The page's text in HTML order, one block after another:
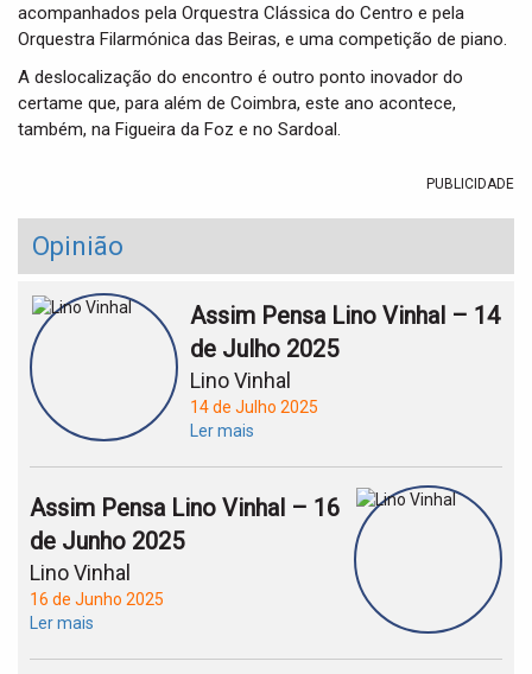
acompanhados pela Orquestra Clássica do Centro e pela
Orquestra Filarmónica das Beiras, e uma competição de piano.
A deslocalização do encontro é outro ponto inovador do
certame que, para além de Coimbra, este ano acontece,
também, na Figueira da Foz e no Sardoal.
PUBLICIDADE
Opinião
Assim Pensa Lino Vinhal – 14
de Julho 2025
Lino Vinhal
14 de Julho 2025
Ler mais
Assim Pensa Lino Vinhal – 16
de Junho 2025
Lino Vinhal
16 de Junho 2025
Ler mais